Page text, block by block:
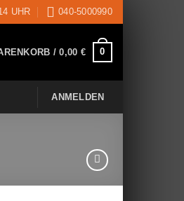
UHR 040-5000990
/0,00 € 0
ANMELDEN